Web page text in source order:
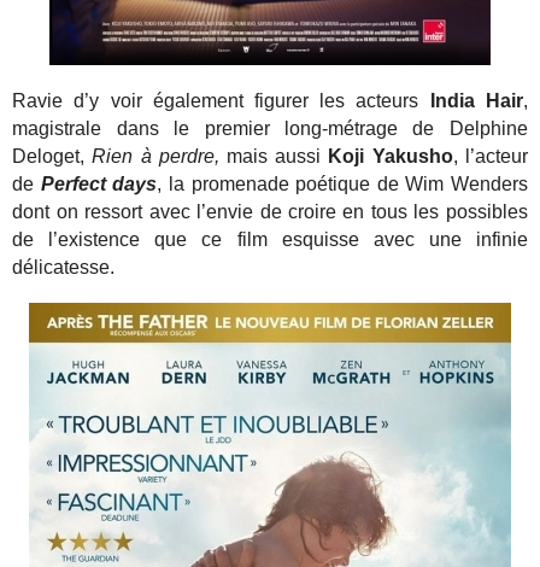
Ravie d’y voir également figurer les acteurs India Hair,
magistrale dans le premier long-métrage de Delphine
Deloget,Rien à perdre, mais aussi Koji Yakusho, l’acteur
de Perfect days, la promenade poétique de Wim Wenders
dont on ressort avec l’envie de croire en tous les possibles
de l’existence que ce film esquisse avec une infinie
délicatesse.